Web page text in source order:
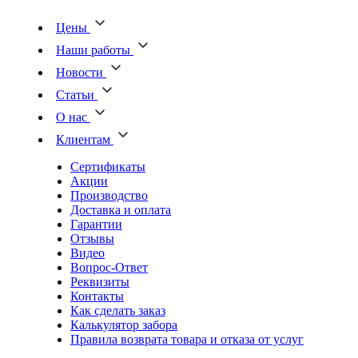
Цены
Наши работы
Новости
Статьи
О нас
Клиентам
Сертификаты
Акции
Производство
Доставка и оплата
Гарантии
Отзывы
Видео
Вопрос-Ответ
Реквизиты
Контакты
Как сделать заказ
Калькулятор забора
Правила возврата товара и отказа от услуг